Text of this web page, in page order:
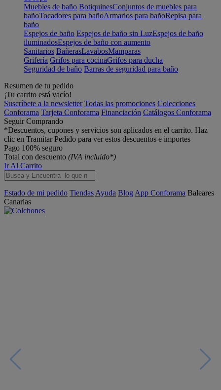
Muebles de baño BotiquinesConjuntos de muebles para
bañoTocadores para bañoArmarios para bañoRepisa para
baño
Espejos de baño Espejos de baño sin LuzEspejos de baño
iluminadosEspejos de baño con aumento
Sanitarios BañerasLavabosMamparas
Grifería Grifos para cocinaGrifos para ducha
Seguridad de baño Barras de seguridad para baño
Resumen de tu pedido
¡Tu carrito está vacío!
Suscríbete a la newsletter Todas las promociones Colecciones
Conforama Tarjeta Conforama Financiación Catálogos Conforama
Seguir Comprando
*Descuentos, cupones y servicios son aplicados en el carrito. Haz
clic en Tramitar Pedido para ver estos descuentos e importes
Pago 100% seguro
Total con descuento (IVA incluido*)
Ir Al Carrito
Estado de mi pedido Tiendas Ayuda Blog App Conforama Baleares
Canarias